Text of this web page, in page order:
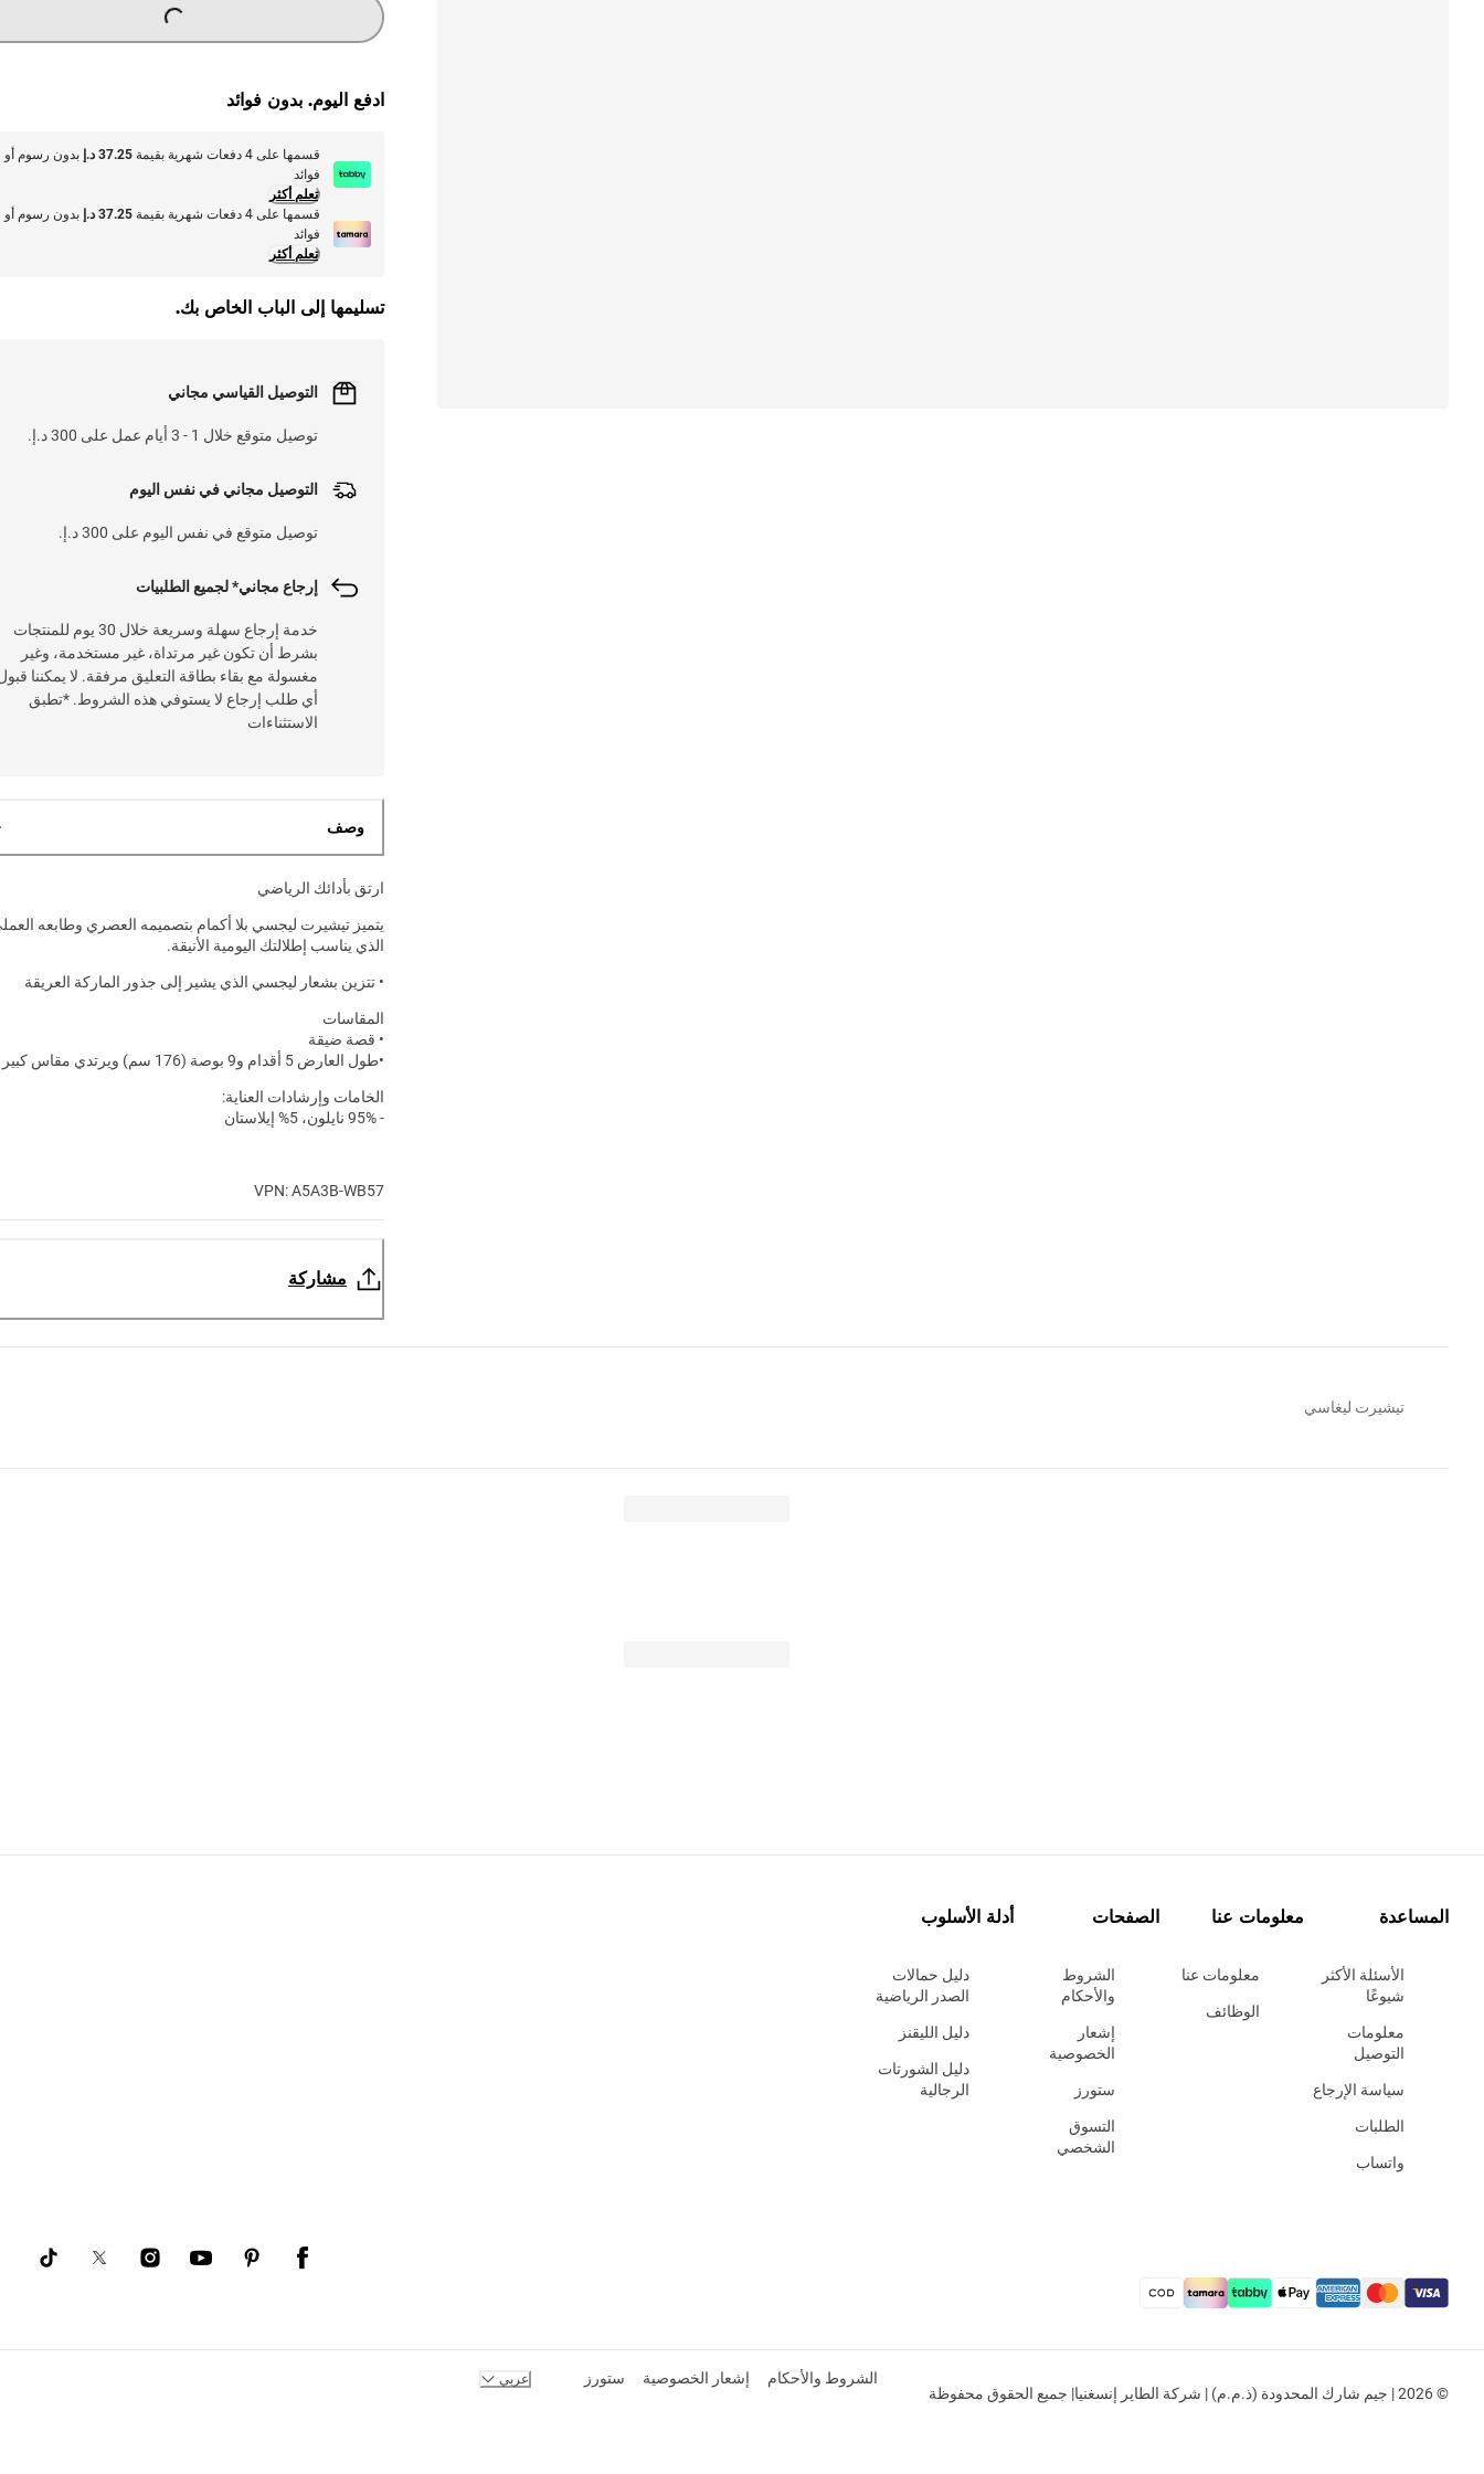
ادفع اليوم. بدون فوائد
قسمها على 4 دفعات شهرية بقيمة 37.25 د.إ
بدون رسوم أو
فوائد
تعلم أكثر
قسمها على 4 دفعات شهرية بقيمة
37.25 د.إ
بدون رسوم أو
فوائد
تعلم أكثر
تسليمها إلى الباب الخاص بك.
التوصيل القياسي مجاني
توصيل متوقع خلال 1 - 3 أيام عمل على 300 د.إ.
التوصيل مجاني في نفس اليوم
توصيل متوقع في نفس اليوم على 300 د.إ.
إرجاع مجاني* لجميع الطلبيات
خدمة إرجاع سهلة وسريعة خلال 30 يوم للمنتجات
بشرط أن تكون غير مرتداة، غير مستخدمة، وغير
مغسولة مع بقاء بطاقة التعليق مرفقة. لا يمكننا
أي طلب إرجاع لا يستوفي هذه الشروط. *تطبق
الاستثناءات
وصف
ارتق بأدائك الرياضي
يتميز تيشيرت ليجسي بلا أكمام بتصميمه العصري وطابعه
الذي يناسب إطلالتك اليومية الأنيقة.
• تتزين بشعار ليجسي الذي يشير إلى جذور الماركة العريقة
المقاسات
• قصة ضيقة
•طول العارض 5 أقدام و9 بوصة (176 سم) ويرتدي مقاس كبير L
الخامات وإرشادات العناية:
- 95% نايلون، 5% إيلاستان
VPN: A5A3B-WB57
مشاركة
تيشيرت ليغاسي
المساعدة
الأسئلة الأكثر
شيوعًا
معلومات
التوصيل
سياسة الإرجاع
الطلبات
واتساب
معلومات عنا
معلومات عنا
الوظائف
الصفحات
الشروط
والأحكام
إشعار
الخصوصية
ستورز
التسوق
الشخصي
أدلة الأسلوب
دليل حمالات
الصدر الرياضية
دليل الليقنز
دليل الشورتات
الرجالية
© 2026 | جيم شارك المحدودة (ذ.م.م) | شركة الطاير إنسغنيا| جميع الحقوق محفوظة
الشروط والأحكام إشعار الخصوصية ستورز عربي